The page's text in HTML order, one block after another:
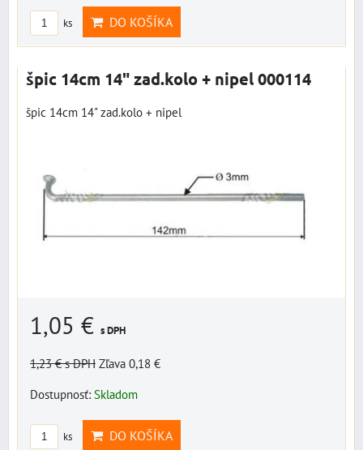
ks DO KOŠÍKA
špic 14cm 14" zad.kolo + nipel 000114
špic 14cm 14" zad.kolo + nipel
1,05 € s DPH
1,23 €s DPH Zľava 0,18 €
Dostupnosť: Skladom
ks DO KOŠÍKA